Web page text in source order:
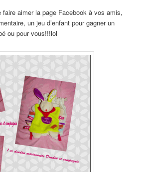
aimer la page Facebook à vos amis,
un jeu d’enfant pour gagner un
ou pour vous!!!lol